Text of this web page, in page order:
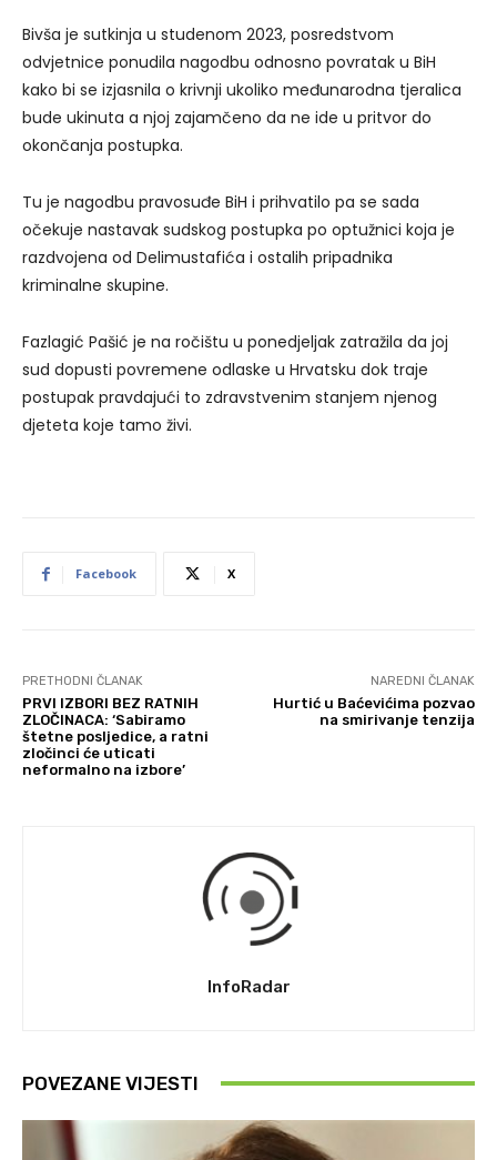
Bivša je sutkinja u studenom 2023, posredstvom
odvjetnice ponudila nagodbu odnosno povratak u BiH
kako bi se izjasnila o krivnji ukoliko međunarodna tjeralica
bude ukinuta a njoj zajamčeno da ne ide u pritvor do
okončanja postupka.
Tu je nagodbu pravosuđe BiH i prihvatilo pa se sada
očekuje nastavak sudskog postupka po optužnici koja je
razdvojena od Delimustafića i ostalih pripadnika
kriminalne skupine.
Fazlagić Pašić je na ročištu u ponedjeljak zatražila da joj
sud dopusti povremene odlaske u Hrvatsku dok traje
postupak pravdajući to zdravstvenim stanjem njenog
djeteta koje tamo živi.
Facebook X
PRETHODNI ČLANAK
PRVI IZBORI BEZ RATNIH
ZLOČINACA: ‘Sabiramo
štetne posljedice, a ratni
zločinci će uticati
neformalno na izbore’
NAREDNI ČLANAK
Hurtić u Baćevićima pozvao
na smirivanje tenzija
InfoRadar
POVEZANE VIJESTI